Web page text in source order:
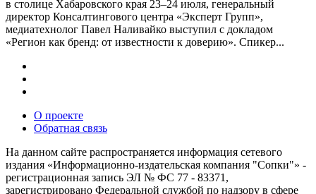
в столице Хабаровского края 23–24 июля, генеральный
директор Консалтингового центра «Эксперт Групп»,
медиатехнолог Павел Наливайко выступил с докладом
«Регион как бренд: от известности к доверию». Спикер...
О проекте
Обратная связь
На данном сайте распространяется информация сетевого
издания «Информационно-издательская компания "Сопки"» -
регистрационная запись ЭЛ № ФС 77 - 83371,
зарегистрировано Федеральной службой по надзору в сфере